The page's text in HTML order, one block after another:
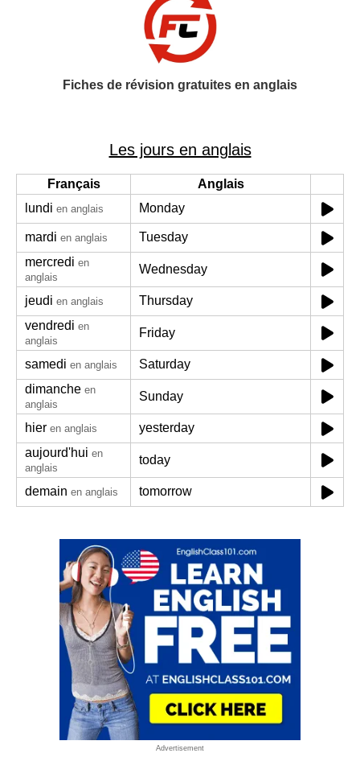
Fiches de révision gratuites en anglais
Les jours en anglais
Français
Anglais
lundi en anglais Monday
mardi en anglais
Tuesday
mercredi en
anglais
Wednesday
jeudi en anglais
Thursday
vendredi en
anglais
Friday
samedi en anglais
Saturday
dimanche en
anglais
Sunday
hier en anglais
yesterday
aujourd'hui en
anglais
today
demain en anglais tomorrow
Advertisement